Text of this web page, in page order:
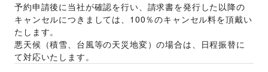
予約申請後に当社が確認を行い、請求書を発行した以降の
キャンセルにつきましては、100％のキャンセル料を頂戴い
たします。
悪天候（積雪、台風等の天災地変）の場合は、日程振替に
て対応いたします。